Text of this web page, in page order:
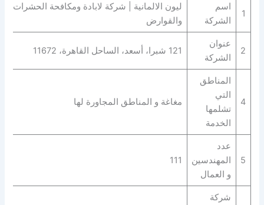
1
اسم
الشركة
ليون الالمانية | شركة لابادة ومكافحة الحشرات
والقوارض
2
عنوان
الشركة
121 شبرا، أسعد، الساحل القاهرة، 11672
4
المناطق
التي
تشلمها
الخدمة
مغاغة و المناطق المجاورة لها
5
عدد
المهندسين
و العمال
111
شركة